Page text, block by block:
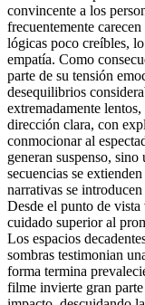
convincente a los
frecuentemente
lógicas poco creíbles,
empatía. Como
parte de su tensión
desequilibrios
extremadamente
dirección clara, con
conmocionar al
generan suspenso,
secuencias se
narrativas se
Desde el punto de
cuidado superior al
Los espacios
sombras testimonian
forma termina
filme invierte gran parte